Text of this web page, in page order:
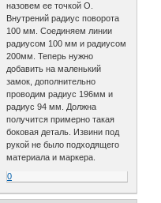
назовем ее точкой О.
Внутрений радиус поворота
100 мм. Соединяем линии
радиусом 100 мм и радиусом
200мм. Теперь нужно
добавить на маленький
замок, дополнительно
проводим радиус 196мм и
радиус 94 мм. Должна
получится примерно такая
боковая деталь. Извини под
рукой не было подходящего
материала и маркера.
0